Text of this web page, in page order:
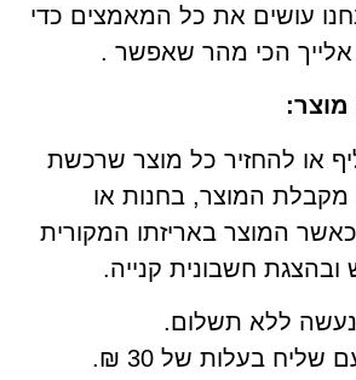
את כל המאמצים כדי
הכי מהר שאפשר .
כל מוצר שרכשת
מקבלת המוצר, בחנות או
באריזתו המקורית
חשבונית קנייה.
תשלום.
של 30 ₪.